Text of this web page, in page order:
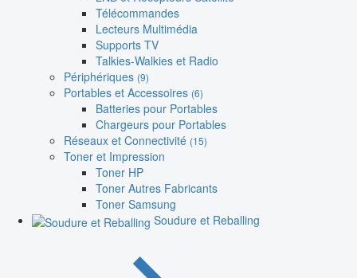
Télécommandes
Lecteurs Multimédia
Supports TV
Talkies-Walkies et Radio
Périphériques (9)
Portables et Accessoires (6)
Batteries pour Portables
Chargeurs pour Portables
Réseaux et Connectivité (15)
Toner et Impression
Toner HP
Toner Autres Fabricants
Toner Samsung
Soudure et Reballing